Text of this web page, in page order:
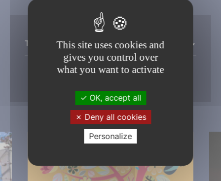
Toutes les thémathiques
This site uses cookies and
gives you control over
what you want to activate
OK, accept all
Deny all cookies
Personalize